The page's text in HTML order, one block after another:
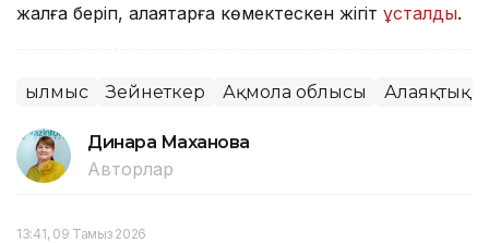
жалға беріп, алаяқтарға көмектескен жігіт ұсталды.
Қылмыс Зейнеткер Ақмола облысы Алаяқтық
Динара Маханова
Авторлар
13:41, 09 Тамыз 2026